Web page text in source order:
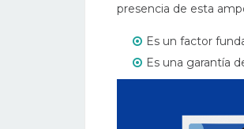
presencia de esta
Es un factor
Es una garantía